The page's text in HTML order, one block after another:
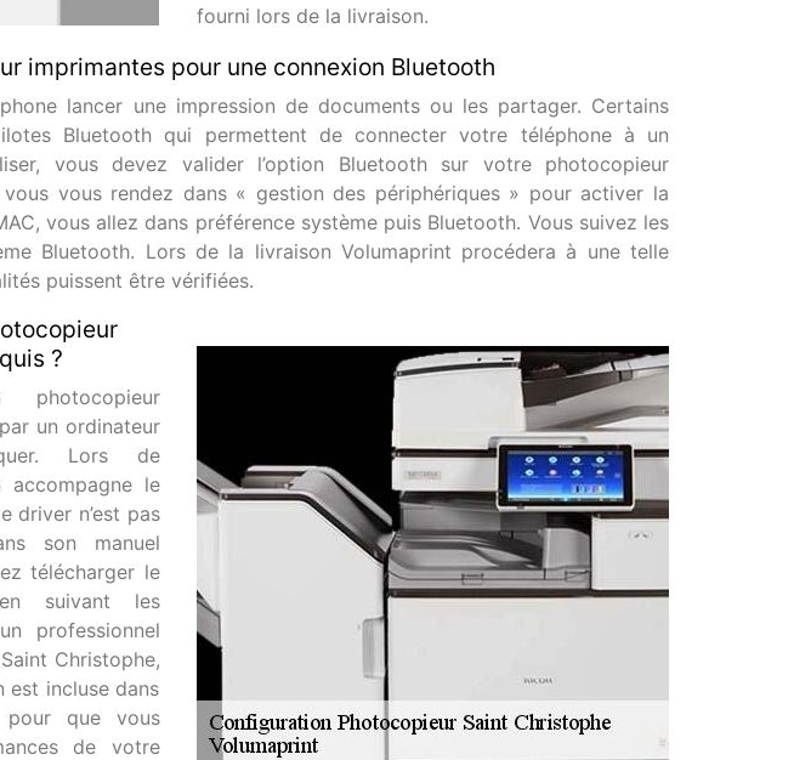
fourni lors de la livraison.
imprimantes pour une connexion Bluetooth
lancer une impression de documents ou les partager. Certains
Bluetooth qui permettent de connecter votre téléphone à un
vous devez valider l’option Bluetooth sur votre photocopieur
vous rendez dans « gestion des périphériques » pour activer la
vous allez dans préférence système puis Bluetooth. Vous suivez les
Bluetooth. Lors de la livraison Volumaprint procédera à une telle
puissent être vérifiées.
?
un ordinateur
Lors de
accompagne le
driver n’est pas
son manuel
télécharger le
suivant les
professionnel
Christophe,
est incluse dans
que vous
de votre